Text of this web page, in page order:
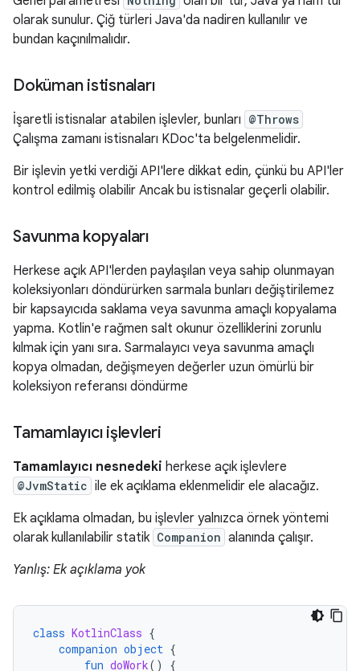
olarak sunulur. Çiğ türleri Java'da nadiren kullanılır ve
bundan kaçınılmalıdır.
Doküman istisnaları
İşaretli istisnalar atabilen işlevler, bunları @Throws
Çalışma zamanı istisnaları KDoc'ta belgelenmelidir.
Bir işlevin yetki verdiği API'lere dikkat edin, çünkü bu API'ler
kontrol edilmiş olabilir Ancak bu istisnalar geçerli olabilir.
Savunma kopyaları
Herkese açık API'lerden paylaşılan veya sahip olunmayan
koleksiyonları döndürürken sarmala bunları değiştirilemez
bir kapsayıcıda saklama veya savunma amaçlı kopyalama
yapma. Kotlin'e rağmen salt okunur özelliklerini zorunlu
kılmak için yanı sıra. Sarmalayıcı veya savunma amaçlı
kopya olmadan, değişmeyen değerler uzun ömürlü bir
koleksiyon referansı döndürme
Tamamlayıcı işlevleri
Tamamlayıcı nesnedeki herkese açık işlevlere
@JvmStatic ile ek açıklama eklenmelidir ele alacağız.
Ek açıklama olmadan, bu işlevler yalnızca örnek yöntemi
olarak kullanılabilir statik Companion alanında çalışır.
Yanlış: Ek açıklama yok
class KotlinClass {
companion object {
fun doWork()
{